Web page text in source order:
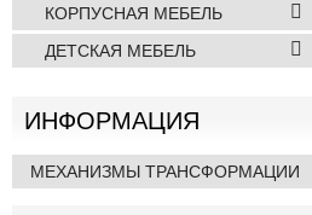
КОРПУСНАЯ МЕБЕЛЬ
ДЕТСКАЯ МЕБЕЛЬ
ИНФОРМАЦИЯ
МЕХАНИЗМЫ ТРАНСФОРМАЦИИ